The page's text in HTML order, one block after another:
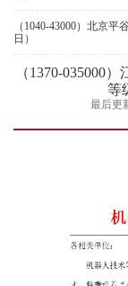
（1040-43000）北京
日）
（1370-035000
等
最后更